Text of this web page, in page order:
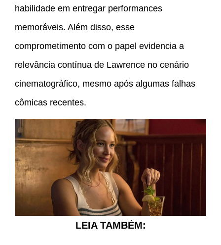
habilidade em entregar performances
memoráveis. Além disso, esse
comprometimento com o papel evidencia a
relevância contínua de Lawrence no cenário
cinematográfico, mesmo após algumas falhas
cômicas recentes.
LEIA TAMBÉM: